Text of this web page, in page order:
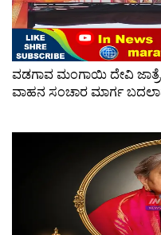
ವಡಗಾವ ಮಂಗಾಯಿ ದೇವಿ
ವಾಹನ ಸಂಚಾರ ಮಾರ್ಗ